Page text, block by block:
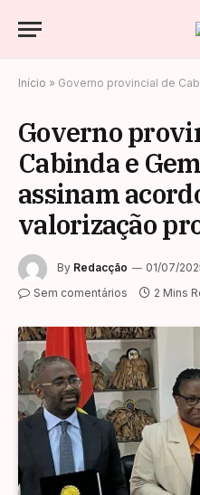
Início » Governo provincial de Cabinda e
Governo
Cabinda e
assinam
valorização
By Redacção 01/07/
Sem comentários 2 Mins